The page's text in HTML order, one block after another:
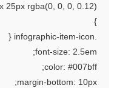
8px 25px rgba(0, 0, 0,
font-size:
color:
margin-bottom: